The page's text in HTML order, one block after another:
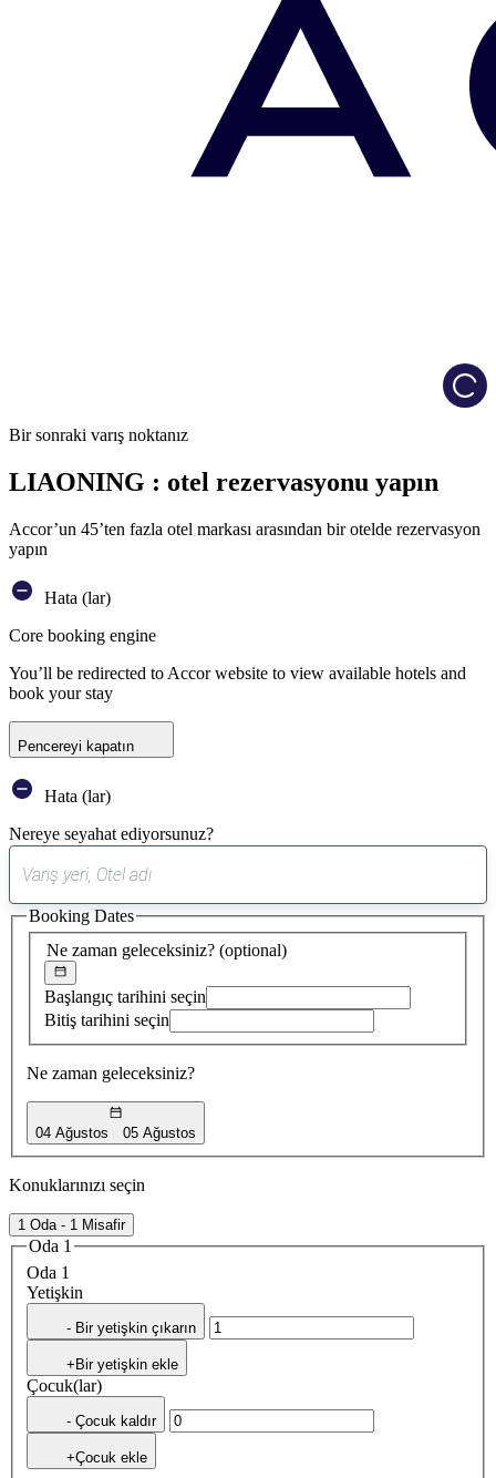
Bir sonraki varış noktanız
LIAONING : otel rezervasyonu yapın
Accor’un 45’ten fazla otel markası arasından bir otelde rezervasyon
yapın
Hata (lar)
Core booking engine
You’ll be redirected to Accor website to view available hotels and
book your stay
Pencereyi kapatın
Hata (lar)
Nereye seyahat ediyorsunuz?
öneri
bulundu
Ne zaman geleceksiniz? (optional)
Başlangıç tarihini seçin
Bitiş tarihini seçin
Ne zaman geleceksiniz?
04 Ağustos 05 Ağustos
Booking Dates
Konuklarınızı seçin
1 Oda - 1 Misafir
Oda 1
Oda 1
Yetişkin
- Bir yetişkin çıkarın
+Bir yetişkin ekle
Çocuk(lar)
- Çocuk kaldır
+Çocuk ekle